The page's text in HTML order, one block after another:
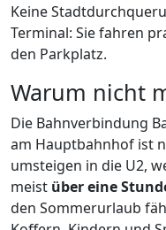
Keine
Terminal: Sie fahren
den Parkplatz.
Warum nicht
Die Bahnverbindung
am Hauptbahnhof ist
umsteigen in die U2,
meist über eine
den Sommerurlaub